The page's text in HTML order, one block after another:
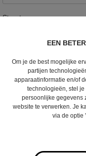
Straat :
Postcode :
EEN
Om je de best mogelijke
partijen
apparaatinformatie en/of
technologieën, stel
persoonlijke gegevens
website te verwerken. Je
via de optie